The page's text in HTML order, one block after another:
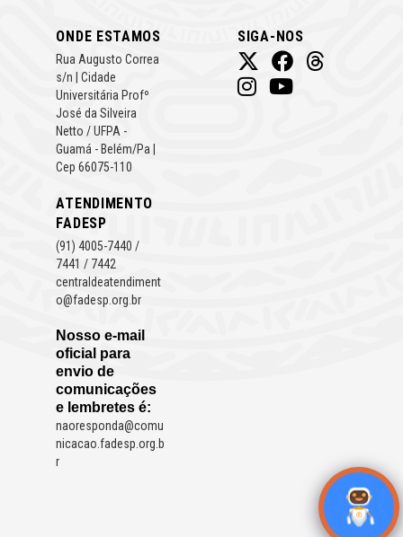
ONDE ESTAMOS
Rua Augusto Correa
s/n | Cidade
Universitária Profº
José da Silveira
Netto / UFPA -
Guamá - Belém/Pa |
Cep 66075-110
ATENDIMENTO
FADESP
(91) 4005-7440 /
7441 / 7442
centraldeatendiment
o@fadesp.org.br
Nosso e-mail
oficial para
envio de
comunicações
e lembretes é:
naoresponda@comu
nicacao.fadesp.org.b
r
SIGA-NOS